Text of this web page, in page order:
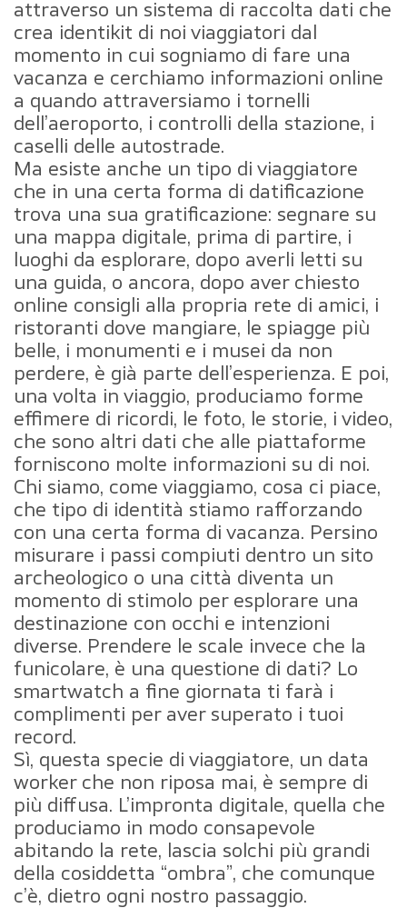
attraverso un sistema di raccolta dati che
crea identikit di noi viaggiatori dal
momento in cui sogniamo di fare una
vacanza e cerchiamo informazioni online
a quando attraversiamo i tornelli
dell’aeroporto, i controlli della stazione, i
caselli delle autostrade.
Ma esiste anche un tipo di viaggiatore
che in una certa forma di datificazione
trova una sua gratificazione: segnare su
una mappa digitale, prima di partire, i
luoghi da esplorare, dopo averli letti su
una guida, o ancora, dopo aver chiesto
online consigli alla propria rete di amici, i
ristoranti dove mangiare, le spiagge più
belle, i monumenti e i musei da non
perdere, è già parte dell’esperienza. E poi,
una volta in viaggio, produciamo forme
effimere di ricordi, le foto, le storie, i video,
che sono altri dati che alle piattaforme
forniscono molte informazioni su di noi.
Chi siamo, come viaggiamo, cosa ci piace,
che tipo di identità stiamo rafforzando
con una certa forma di vacanza. Persino
misurare i passi compiuti dentro un sito
archeologico o una città diventa un
momento di stimolo per esplorare una
destinazione con occhi e intenzioni
diverse. Prendere le scale invece che la
funicolare, è una questione di dati? Lo
smartwatch a fine giornata ti farà i
complimenti per aver superato i tuoi
record.
Sì, questa specie di viaggiatore, un data
worker che non riposa mai, è sempre di
più diffusa. L’impronta digitale, quella che
produciamo in modo consapevole
abitando la rete, lascia solchi più grandi
della cosiddetta “ombra”, che comunque
c’è, dietro ogni nostro passaggio.